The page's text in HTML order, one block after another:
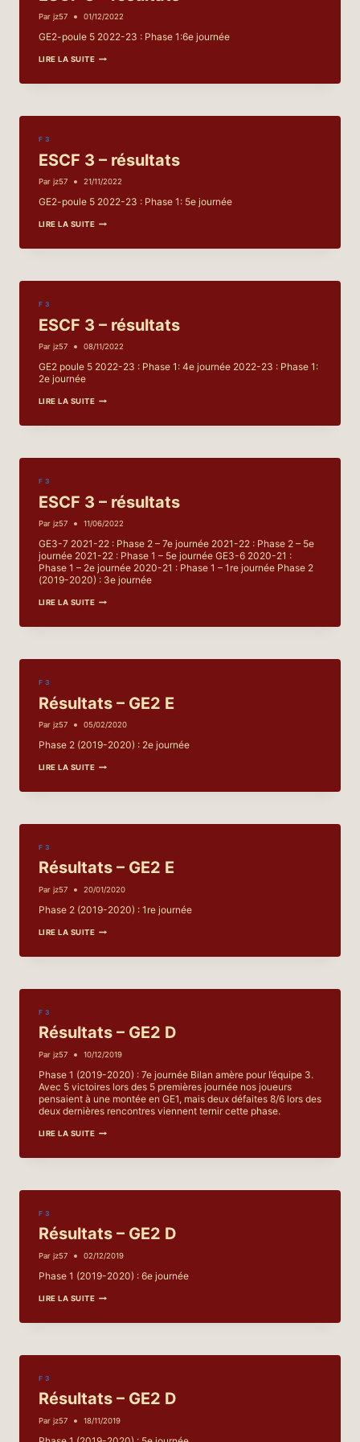
Par jz57 01/12/2022
GE2-poule 5 2022-23 : Phase 1:6e journée
LIRE LA SUITEESCF
3
RÉSULTATS
F 3
ESCF 3 – résultats
Par jz57 21/11/2022
GE2-poule 5 2022-23 : Phase 1: 5e journée
LIRE LA SUITEESCF
3
RÉSULTATS
F 3
ESCF 3 – résultats
Par jz57 08/11/2022
GE2 poule 5 2022-23 : Phase 1: 4e journée 2022-23 : Phase 1:
2e journée
LIRE LA SUITEESCF
3
RÉSULTATS
F 3
ESCF 3 – résultats
Par jz57 11/06/2022
GE3-7 2021-22 : Phase 2 – 7e journée 2021-22 : Phase 2 – 5e
journée 2021-22 : Phase 1 – 5e journée GE3-6 2020-21 :
Phase 1 – 2e journée 2020-21 : Phase 1 – 1re journée Phase 2
(2019-2020) : 3e journée
LIRE LA SUITEESCF
3
RÉSULTATS
F 3
Résultats – GE2 E
Par jz57 05/02/2020
Phase 2 (2019-2020) : 2e journée
LIRE LA SUITERÉSULTATS
–
E
F 3
Résultats – GE2 E
Par jz57 20/01/2020
Phase 2 (2019-2020) : 1re journée
LIRE LA SUITERÉSULTATS
–
E
F 3
Résultats – GE2 D
Par jz57 10/12/2019
Phase 1 (2019-2020) : 7e journée Bilan amère pour l’équipe 3.
Avec 5 victoires lors des 5 premières journée nos joueurs
pensaient à une montée en GE1, mais deux défaites 8/6 lors des
deux dernières rencontres viennent ternir cette phase.
LIRE LA SUITERÉSULTATS
–
D
F 3
Résultats – GE2 D
Par jz57 02/12/2019
Phase 1 (2019-2020) : 6e journée
LIRE LA SUITERÉSULTATS
–
D
F 3
Résultats – GE2 D
Par jz57 18/11/2019